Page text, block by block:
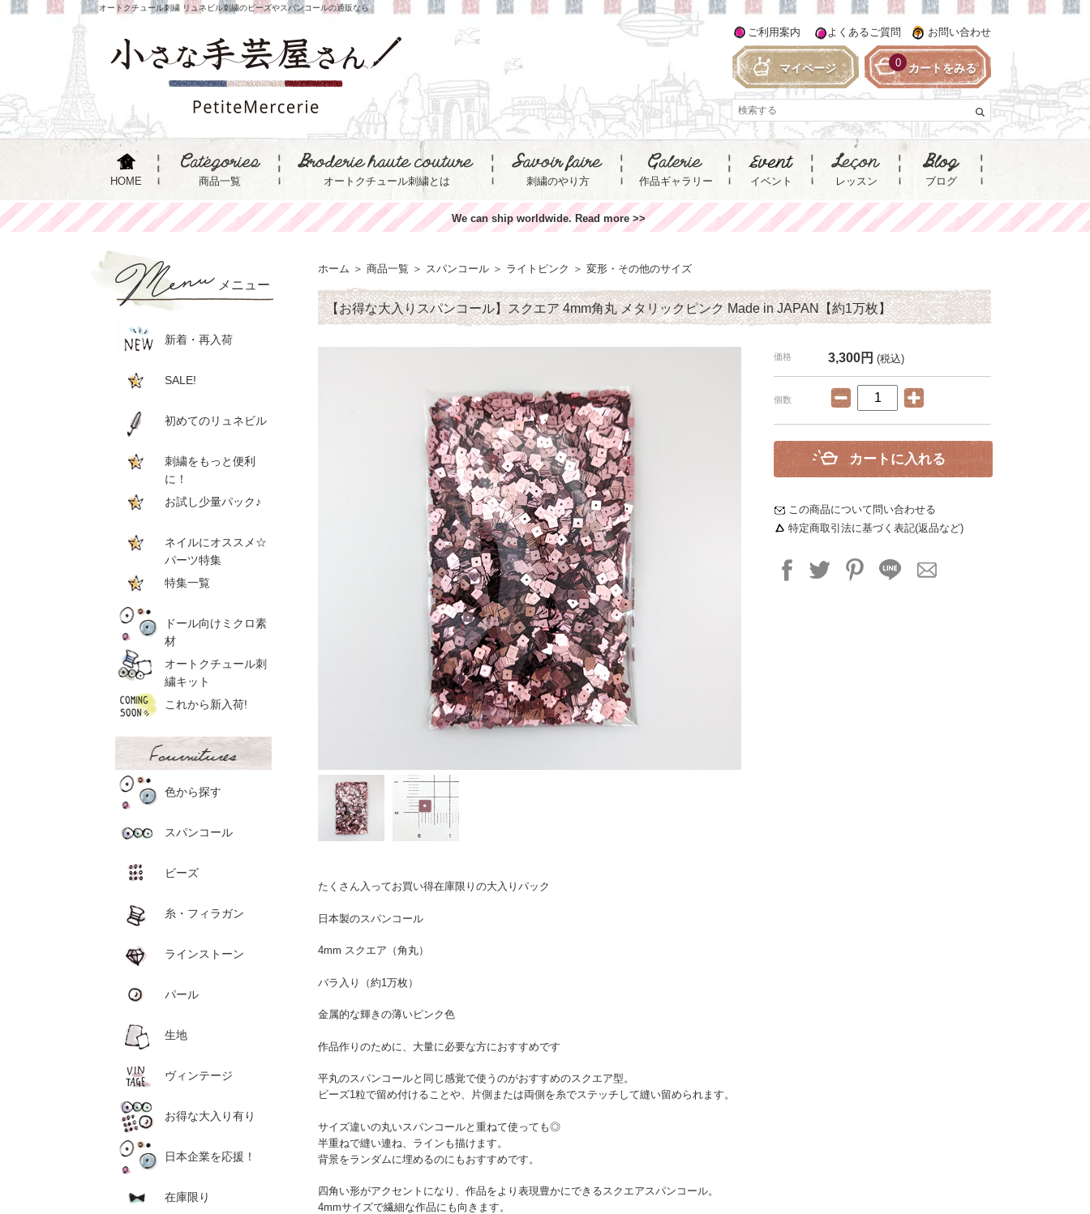
オートクチュール刺繍 リュネビル刺繍のビーズやスパンコールの通販なら
HOME 商品一覧 オートクチュール刺繍とは 刺繍のやり方 作品ギャラリー イベント レッスン ブログ
ご利用案内 よくあるご質問 お問い合わせ
マイページ カートをみる
0
We can ship worldwide. Read more >>
ホーム ＞ 商品一覧 ＞ スパンコール ＞ ライトピンク ＞ 変形・その他のサイズ
【お得な大入りスパンコール】スクエア 4mm角丸 メタリックピンク Made in JAPAN【約1万枚】
価格 3,300円 (税込)
個数
カートに入れる
この商品について問い合わせる
特定商取引法に基づく表記(返品など)
たくさん入ってお買い得在庫限りの大入りパック
日本製のスパンコール
4mm スクエア（角丸）
バラ入り（約1万枚）
金属的な輝きの薄いピンク色
作品作りのために、大量に必要な方におすすめです
平丸のスパンコールと同じ感覚で使うのがおすすめのスクエア型。
ビーズ1粒で留め付けることや、片側または両側を糸でステッチして縫い留められます。
サイズ違いの丸いスパンコールと重ねて使っても◎
半重ねで縫い連ね、ラインも描けます。
背景をランダムに埋めるのにもおすすめです。
四角い形がアクセントになり、作品をより表現豊かにできるスクエアスパンコール。
4mmサイズで繊細な作品にも向きます。
メニュー
新着・再入荷
SALE!
初めてのリュネビル
刺繍をもっと便利
に！
お試し少量パック♪
ネイルにオススメ☆
パーツ特集
特集一覧
ドール向けミクロ素
材
オートクチュール刺
繍キット
これから新入荷!
色から探す
スパンコール
ビーズ
糸・フィラガン
ラインストーン
パール
生地
ヴィンテージ
お得な大入り有り
日本企業を応援！
在庫限り